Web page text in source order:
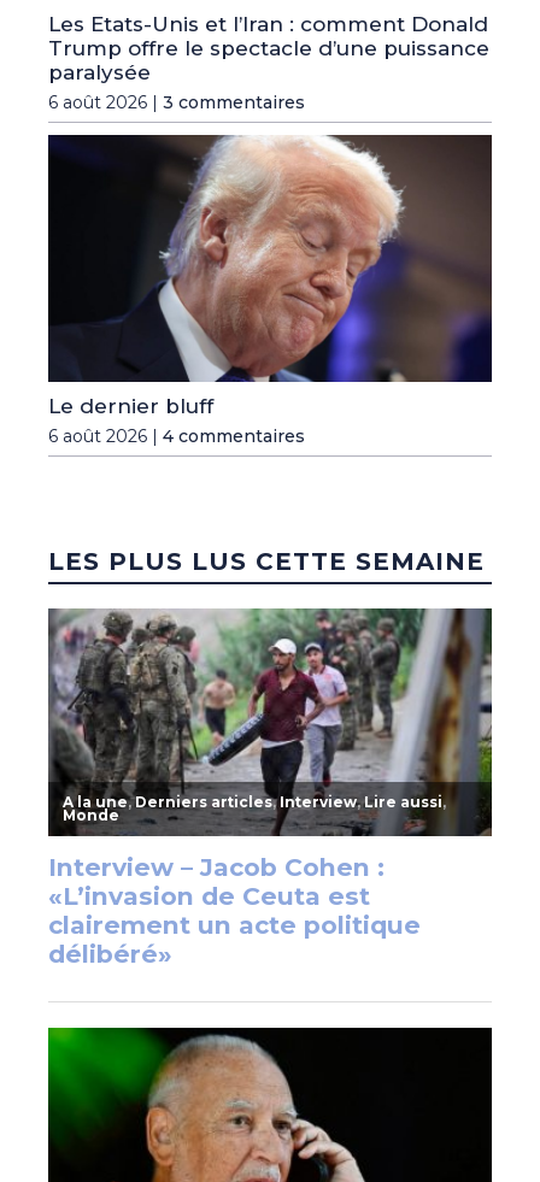
Les Etats-Unis et l’Iran : comment Donald
Trump offre le spectacle d’une puissance
paralysée
6 août 2026 | 3 commentaires
Le dernier bluff
6 août 2026 | 4 commentaires
LES PLUS LUS CETTE SEMAINE